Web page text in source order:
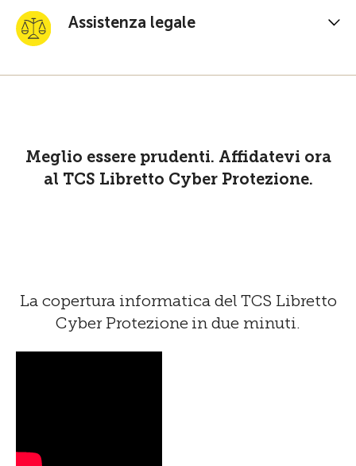
Assistenza legale
Meglio essere prudenti. Affidatevi ora
al TCS Libretto Cyber Protezione.
La copertura informatica del TCS Libretto
Cyber Protezione in due minuti.